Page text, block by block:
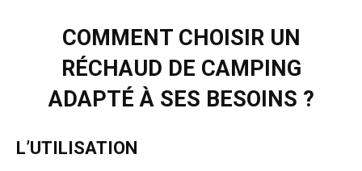
COMMENT CHOISIR UN
RÉCHAUD DE CAMPING
ADAPTÉ À SES BESOINS ?
L’UTILISATION